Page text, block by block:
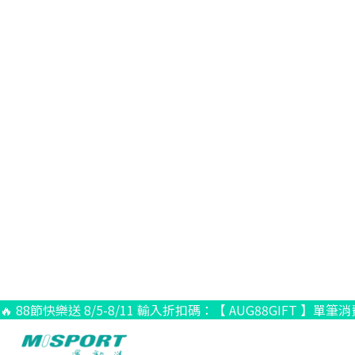
🔥 88節快樂送 8/5-8/11 輸入折扣碼：【 AUG88GIFT 】單筆消